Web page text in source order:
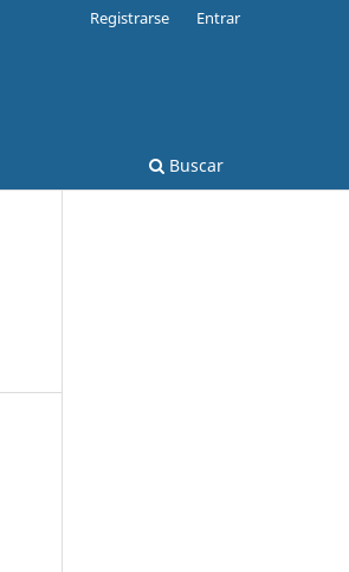
Buscar
Registrarse Entrar